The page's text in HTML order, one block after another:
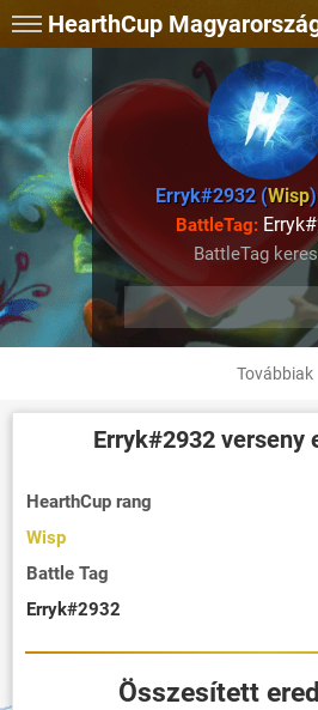
HearthCup
Erryk#2932 (Wisp)
BattleTag:
BattleTag
Továbbiak
Erryk#2932verseny
HearthCup rang
Wisp
Battle Tag
Erryk#2932
Összesített